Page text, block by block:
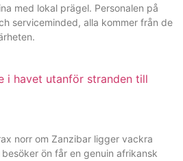
med lokal prägel. Personalen på
serviceminded, alla kommer från de
norr om Zanzibar ligger vackra
ön får en genuin afrikansk